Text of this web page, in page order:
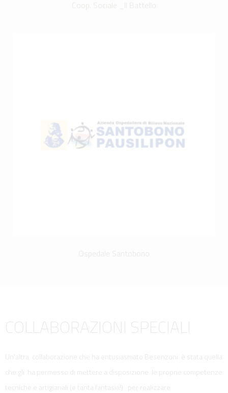
COLLABORAZIONI SPECIALI
Un'altra collaborazione che ha entusiasmato Besenzoni è stata quella
che gli ha permesso di mettere a disposizione le proprie competenze
tecniche e artigianali (e tanta fantasia!) per realizzare